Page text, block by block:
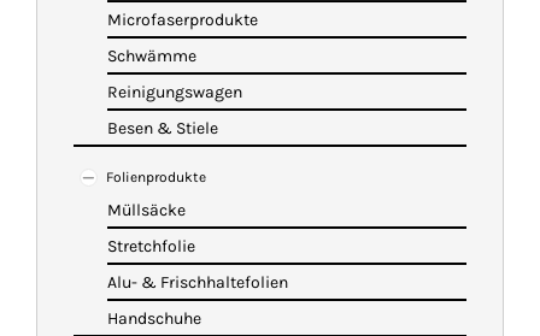
Microfaserprodukte
Schwämme
Reinigungswagen
Besen & Stiele
Folienprodukte
Müllsäcke
Stretchfolie
Alu- & Frischhaltefolien
Handschuhe